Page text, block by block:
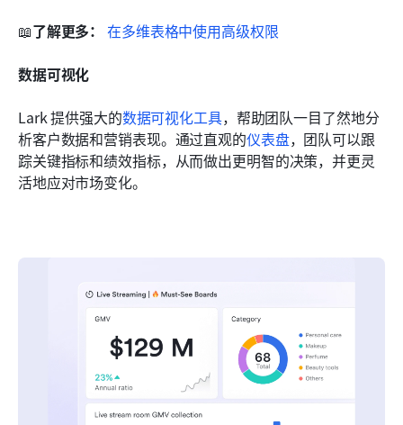
📖了解更多： 在多维表格中使用高级权限
数据可视化
Lark 提供强大的数据可视化工具，帮助团队一目了然地分
析客户数据和营销表现。通过直观的仪表盘，团队可以跟
踪关键指标和绩效指标，从而做出更明智的决策，并更灵
活地应对市场变化。